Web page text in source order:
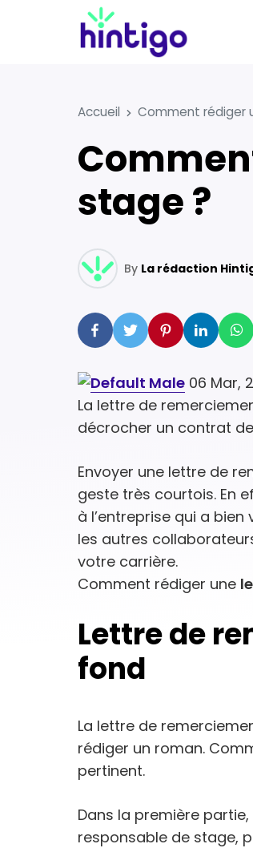
Accueil Comment rédiger
Comment rédiger une lettre de remerciement de
stage ?
By La rédaction
Facebook
Twitter Pinterest
06 Mar,
La lettre de
décrocher un contrat
Envoyer une lettre de
geste très courtois. En
à l’entreprise qui a
les autres
votre carrière.
Comment rédiger une
Lettre de
fond
La lettre de
rédiger un roman.
pertinent.
Dans la première
responsable de stage,